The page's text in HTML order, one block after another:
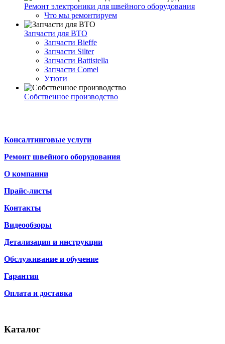
Ремонт электроники для швейного оборудования
Что мы ремонтируем
Запчасти для ВТО
Запчасти Bieffe
Запчасти Silter
Запчасти Battistella
Запчасти Comel
Утюги
Собственное производство
Консалтинговые услуги
Ремонт швейного оборудования
О компании
Прайс-листы
Контакты
Видеообзоры
Детализация и инструкции
Обслуживание и обучение
Гарантия
Оплата и доставка
Каталог